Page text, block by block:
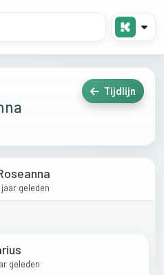
Tijdlijn
jaar geleden
geleden